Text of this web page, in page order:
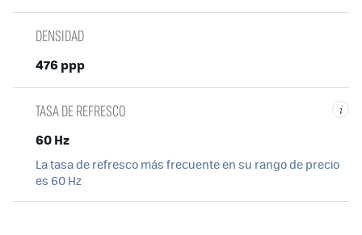
DENSIDAD
476 ppp
i
TASA DE REFRESCO
60 Hz
La tasa de refresco más frecuente en su rango de precio
es 60 Hz